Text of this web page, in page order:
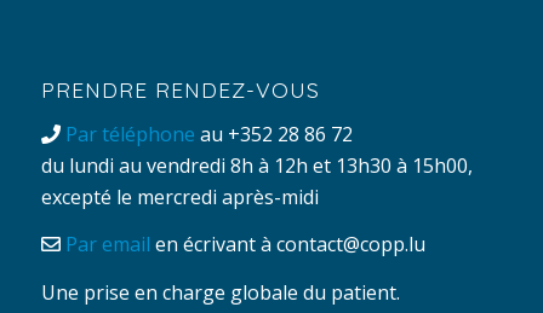
PRENDRE RENDEZ-VOUS
Par téléphone au +352 28 86 72
du lundi au vendredi 8h à 12h et 13h30 à 15h00,
excepté le mercredi après-midi
Par email en écrivant à contact@copp.lu
Une prise en charge globale du patient.